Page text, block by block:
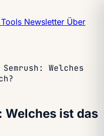
Tools Newsletter Über
Welches
Welches ist das